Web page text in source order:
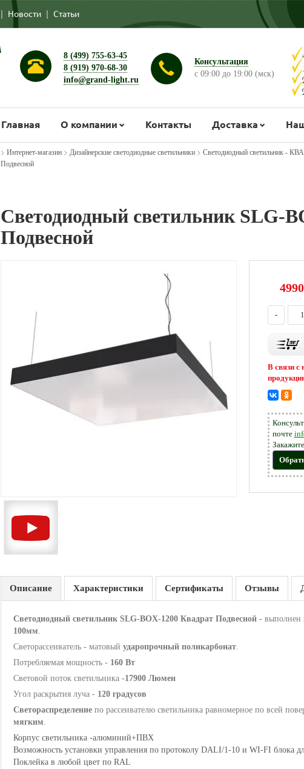
| Новости | Статьи
8 (499) 755-63-45
8 (919) 970-68-30
info@grand-light.ru
Консультация
с 09:00 до 19:00 (мск)
Главная О компании Контакты Доставка
> Интернет-магазин> Дизайнерские светодиодные светильники> Светодиодный светильник -
Подвесной
Светодиодный светильник SLG-
Подвесной
-
В связи с
почте
Описание Характеристики Сертификаты Отзывы
Светодиодный светильник SLG-BOX-1200 Квадрат Подвесной - выполнен
100мм.
Светорассеиватель - матовый ударопрочный поликарбонат.
Потребляемая мощность - 160 Вт
Световой поток светильника -17900 Люмен
Угол раскрытия луча - 120 градусов
Светораспределение по рассеивателю светильника равномерное по всей
мягким.
Корпус светильника -алюминий+ПВХ
Возможность установки управления по протоколу DALI/1-10 и WI-FI блока
Поклейка в любой цвет по RAL